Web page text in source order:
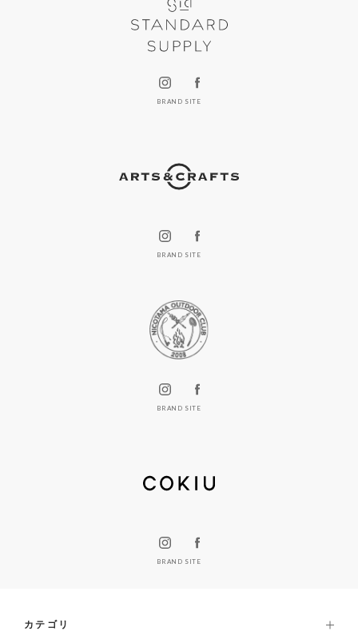
BRAND SITE
BRAND SITE
BRAND SITE
BRAND SITE
カテゴリ